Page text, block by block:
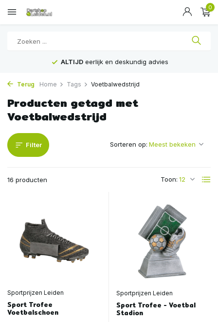
0
ALTIJD eerlijk en deskundig advies
Terug Home Tags Voetbalwedstrijd
Producten getagd met
Voetbalwedstrijd
Filter
16 producten Toon:
Sorteren op:
Sportprijzen Leiden
Sport Trofee
Voetbalschoen
Sportprijzen Leiden
Sport Trofee - Voetbal
Stadion